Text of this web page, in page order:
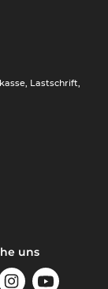
Lastschrift,
uns